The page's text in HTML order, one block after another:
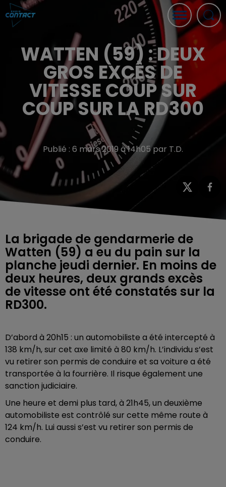
WATTEN (59) : DEUX
GROS EXCÈS DE
VITESSE COUP SUR
COUP SUR LA RD300
Publié : 6 mars 2019 à 14h05 par T.D.
La brigade de gendarmerie de
Watten (59) a eu du pain sur la
planche jeudi dernier. En moins de
deux heures, deux grands excès
de vitesse ont été constatés sur la
RD300.
D’abord à 20h15 : un automobiliste a été intercepté à
138 km/h, sur cet axe limité à 80 km/h. L’individu s’est
vu retirer son permis de conduire et sa voiture a été
transportée à la fourrière. Il risque également une
sanction judiciaire.
Une heure et demi plus tard, à 21h45, un deuxième
automobiliste est contrôlé sur cette même route à
124 km/h. Lui aussi s’est vu retirer son permis de
conduire.